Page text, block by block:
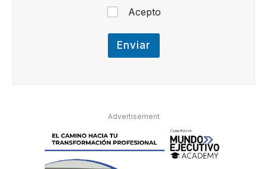
r
s
d
e
Acepto
Enviar
Advertisement